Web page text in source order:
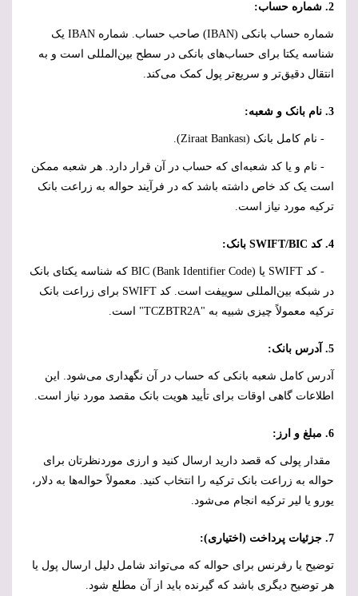
2. شماره حساب:
شماره حساب بانکی (IBAN) صاحب حساب. شماره IBAN یک
شناسه یکتا برای حساب‌های بانکی در سطح بین‌المللی است و به
انتقال دقیق‌تر و سریع‌تر پول کمک می‌کند.
3. نام بانک و شعبه:
- نام کامل بانک (Ziraat Bankası
).
- نام و یا کد شعبه‌ای که حساب در آن قرار دارد. هر شعبه ممکن
است یک کد خاص داشته باشد که در فرآیند حواله به زراعت بانک
ترکیه مورد نیاز است.
4. کد SWIFT/BIC بانک:
- کد SWIFT یا BIC (Bank Identifier Code) که شناسه یکتای بانک
در شبکه بین‌المللی سوییفت است. کد SWIFT برای زراعت بانک
ترکیه معمولاً چیزی شبیه به "TCZBTR2A" است.
5. آدرس بانک:
آدرس کامل شعبه بانکی که حساب در آن نگهداری می‌شود. این
اطلاعات گاهی اوقات برای تأیید هویت بانک مقصد مورد نیاز است.
6. مبلغ و ارز:
مقدار پولی که قصد دارید ارسال کنید و ارزی موردنظرتان برای
حواله به زراعت بانک ترکیه را انتخاب کنید. معمولاً حواله‌ها به دلار،
یورو یا لیر ترکیه انجام می‌شود.
7. جزئیات پرداخت (اختیاری):
توضیح یا رفرنس برای حواله که می‌تواند شامل دلیل ارسال پول یا
هر توضیح دیگری باشد که گیرنده باید از آن مطلع شود.